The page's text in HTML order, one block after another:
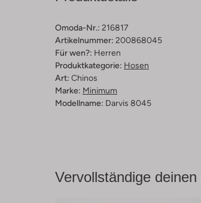
Omoda-Nr.: 216817
Artikelnummer: 200868045
Für wen?: Herren
Produktkategorie: Hosen
Art: Chinos
Marke: Minimum
Modellname: Darvis 8045
Vervollständige deinen